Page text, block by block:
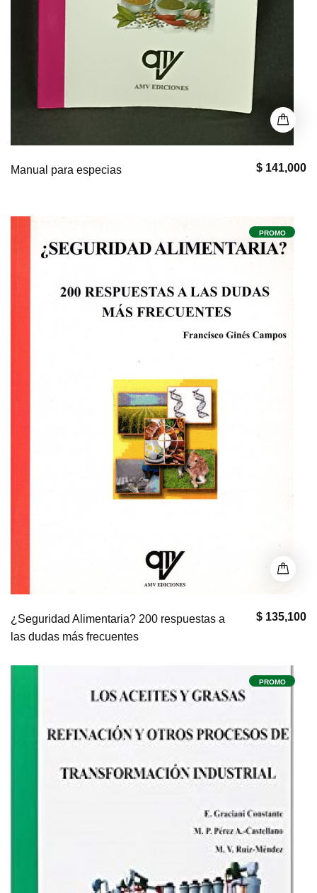
$ 141,000
Manual para especias
PROMO
$ 135,100
¿Seguridad Alimentaria? 200 respuestas a
las dudas más frecuentes
PROMO